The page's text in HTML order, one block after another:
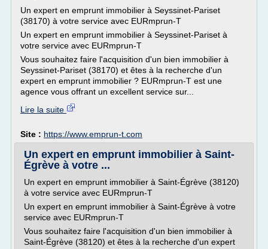
Un expert en emprunt immobilier à Seyssinet-Pariset
(38170) à votre service avec EURmprun-T
Un expert en emprunt immobilier à Seyssinet-Pariset à
votre service avec EURmprun-T
Vous souhaitez faire l'acquisition d'un bien immobilier à
Seyssinet-Pariset (38170) et êtes à la recherche d'un
expert en emprunt immobilier ? EURmprun-T est une
agence vous offrant un excellent service sur...
Lire la suite
Site : https://www.emprun-t.com
Un expert en emprunt immobilier à Saint-
Égrève à votre ...
Un expert en emprunt immobilier à Saint-Égrève (38120)
à votre service avec EURmprun-T
Un expert en emprunt immobilier à Saint-Égrève à votre
service avec EURmprun-T
Vous souhaitez faire l'acquisition d'un bien immobilier à
Saint-Égrève (38120) et êtes à la recherche d'un expert